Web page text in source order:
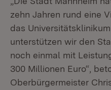
zehn Jahren rund eine
das
unterstützen wir den
noch einmal mit
300 Millionen Euro“,
Oberbürgermeister